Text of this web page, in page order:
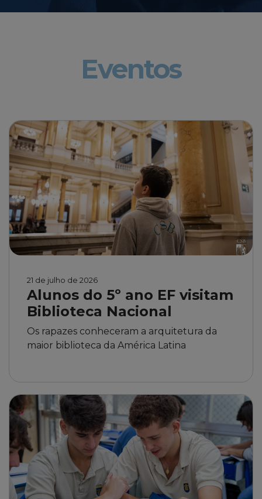
Eventos
21 de julho de 2026
Alunos do 5º ano EF visitam
Biblioteca Nacional
Os rapazes conheceram a arquitetura da
maior biblioteca da América Latina